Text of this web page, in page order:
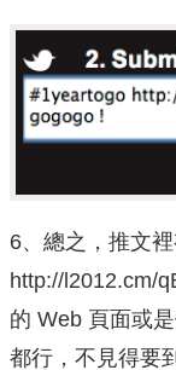
6、總之，推文
http://l2012.cm/
的 Web 頁面或
都行，不見得要